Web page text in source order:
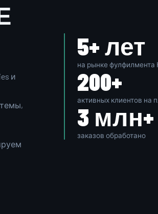
и
5+ лет
на рынке фулфилмента
200+
активных клиентов на
3 млн+
заказов обработано